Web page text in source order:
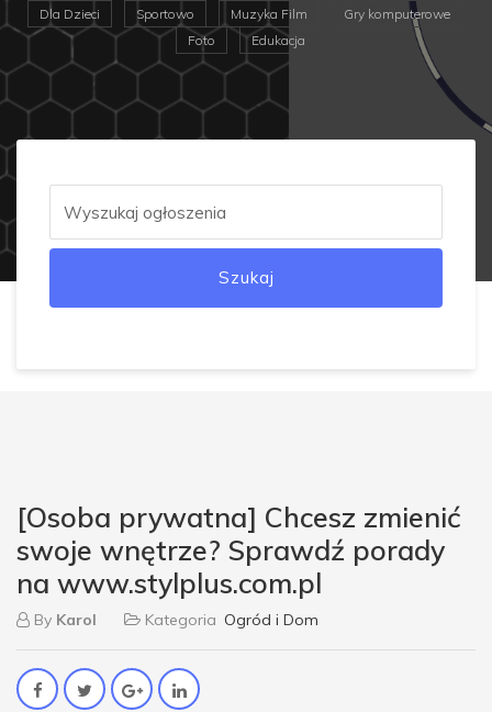
Dla Dzieci Sportowo Muzyka Film
Gry komputerowe
Foto
Edukacja
Szukaj
[Osoba prywatna] Chcesz zmienić
swoje wnętrze? Sprawdź porady
na www.stylplus.com.pl
By Karol Kategoria Ogród i Dom